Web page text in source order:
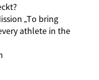
„To bring
athlete in the